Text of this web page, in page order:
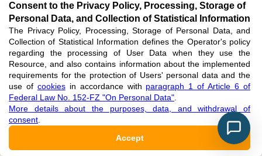
metallurgy and modelling/ S. Cooke, K. Ahmadi, S. Willerth
et al. // J. Manuf. Process. — 2020. — 57. — P. 978–1003.
— DOI: 10.1016/J.JMAPRO.2020.07.025
See reference
Skol'ko stoit 3D-printer po metallu?[How much does a
metal 3D printer cost?
https://habr.com/ru/companies/top3dshop/articles/831592/
Consent to the Privacy Policy, Processing, Storage of
Personal Data, and Collection of Statistical Information
The Privacy Policy, Processing, Storage of Personal Data, and
Collection of Statistical Information defines the Operator's policy
regarding the processing of User Data when they use the
Resource, and also contains information about the implemented
requirements for the protection of Users' personal data and the
use of cookiesin accordance with paragraph 1 of Article 6 of
Federal Law No. 152-FZ "On Personal Data"
More details about the purposes, data, and withdrawal of
consent
Accept